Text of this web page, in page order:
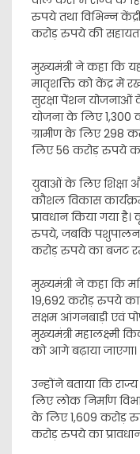
रुपये तथा विभिन्न
करोड़ रुपये की सहायता
मुख्यमंत्री ने कहा कि
मातृशक्ति को केंद्र में
सुरक्षा पेंशन योजनाओं
योजना के लिए 1,300
ग्रामीण के लिए 298
लिए 56 करोड़ रुपये का
युवाओं के लिए शिक्षा
कौशल विकास
प्रावधान किया गया है।
रुपये, जबकि पशुपालन,
करोड़ रुपये का बजट
मुख्यमंत्री ने कहा कि
19,692 करोड़ रुपये
सक्षम आंगनबाड़ी एवं
मुख्यमंत्री महालक्ष्मी
को आगे बढ़ाया जाएगा।
उन्होंने बताया कि
लिए लोक निर्माण
के लिए 1,609 करोड़
करोड़ रुपये का